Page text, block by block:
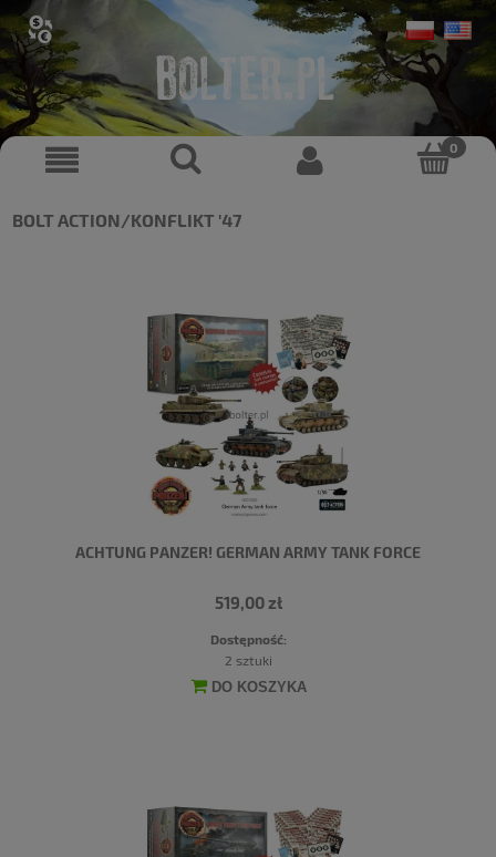
BOLT ACTION/KONFLIKT '47
ACHTUNG PANZER! GERMAN ARMY TANK FORCE
519,00 zł
Dostępność:
2 sztuki
DO KOSZYKA